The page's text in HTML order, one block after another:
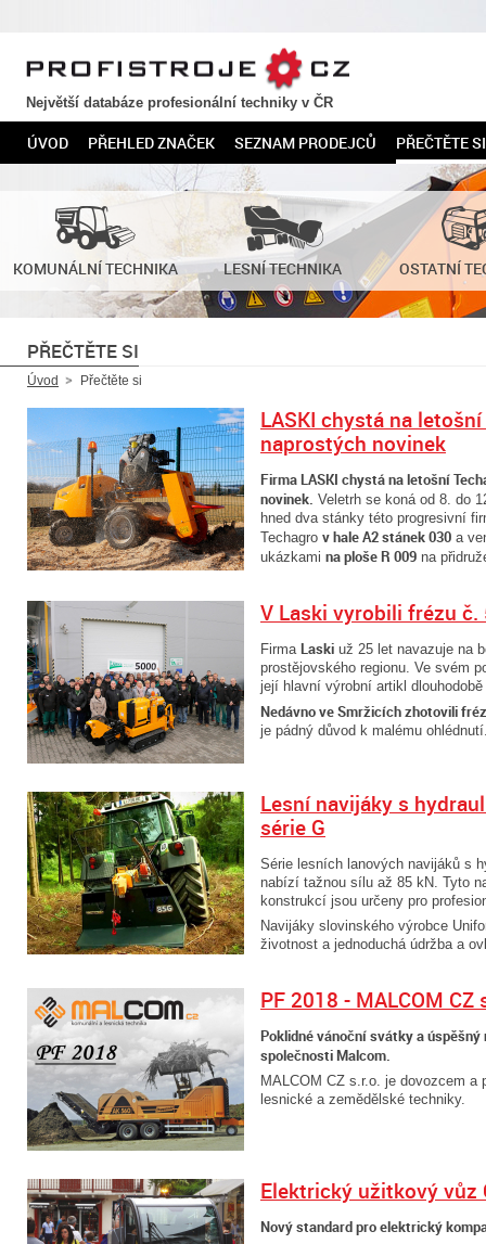
PROFISTROJE.CZ
Největší databáze profesionální techniky v ČR
ÚVOD PŘEHLED ZNAČEK SEZNAM PRODEJCŮ PŘEČTĚTE SI
KOMUNÁLNÍ TECHNIKA LESNÍ TECHNIKA OSTATNÍ
PŘEČTĚTE SI
Úvod Přečtěte si
LASKI chystá na
naprostých novinek
Firma LASKI chystá na letošní
novinek. Veletrh se koná od 8. do
hned dva stánky této progresivní
Techagro v hale A2 stánek 030 a
ukázkami na ploše R 009 na
V Laski vyrobili frézu č.
Firma Laski už 25 let navazuje na
prostějovského regionu. Ve svém
její hlavní výrobní artikl
Nedávno ve Smržicích zhotovili
je pádný důvod k malému
Lesní navijáky s
série G
Série lesních lanových navijáků s
nabízí tažnou sílu až 85 kN. Tyto
konstrukcí jsou určeny pro
Navijáky slovinského výrobce
životnost a jednoduchá údržba a
PF 2018 - MALCOM CZ
Poklidné vánoční svátky a
společnosti Malcom.
MALCOM CZ s.r.o. je dovozcem a
lesnické a zemědělské techniky.
Elektrický užitkový vůz
Nový standard pro elektrický